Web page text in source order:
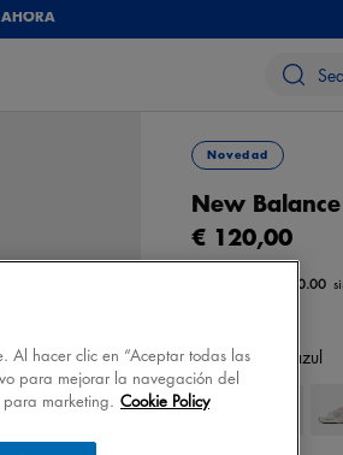
Novedad
New
€ 120,00
€ 40.00
colorblanco/azul
Al hacer clic en “Aceptar todas las
para mejorar la navegación del
para marketing. Cookie Policy